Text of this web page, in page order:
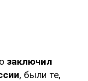
заключил
, были те,